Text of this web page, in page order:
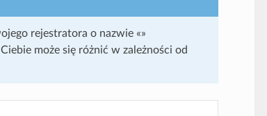
rejestratora o nazwie «»
może się różnić w zależności od